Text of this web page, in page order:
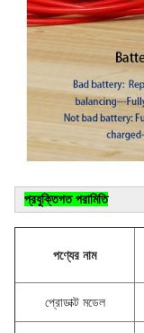
প্রযুক্তিগত পরামিতি
পণ্যের নাম
প্রোডাক্ট মডেল